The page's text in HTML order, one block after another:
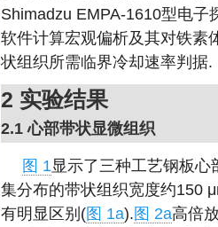
Shimadzu EMPA-1610型电
软件计算宏观偏析及其对铁素
状组织所需临界冷却速率判据.
2 实验结果
2.1 心部带状显微组织
图 1显示了三种工艺钢板
集分布的带状组织宽度约150
有明显区别(图 1a).图 2a高倍